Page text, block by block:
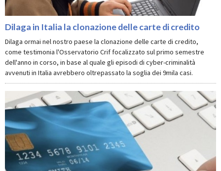
Dilaga in Italia la clonazione delle carte di credito
Dilaga ormai nel nostro paese la clonazione delle carte di credito,
come testimonia l'Osservatorio Crif focalizzato sul primo semestre
dell'anno in corso, in base al quale gli episodi di cyber-criminalità
avvenuti in Italia avrebbero oltrepassato la soglia dei 9mila casi.